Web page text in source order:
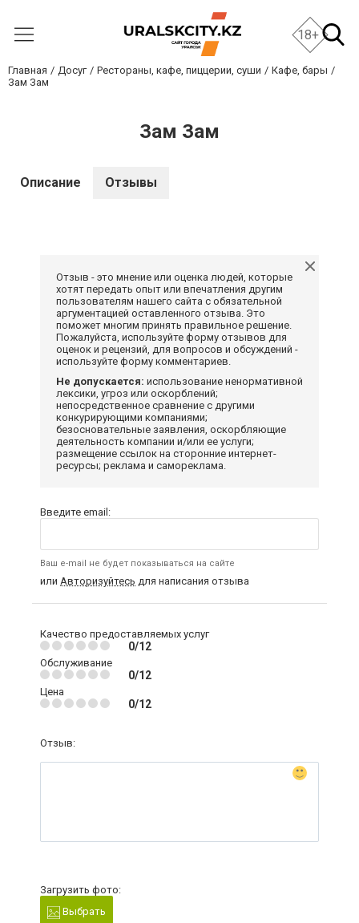
18+
Главная Досуг Рестораны, кафе, пиццерии, суши
Кафе, бары
Зам Зам
Зам Зам
Описание Отзывы
Отзыв - это мнение или оценка людей, которые
хотят передать опыт или впечатления другим
пользователям нашего сайта с обязательной
аргументацией оставленного отзыва. Это
поможет многим принять правильное решение.
Пожалуйста, используйте форму отзывов для
оценок и рецензий, для вопросов и обсуждений -
используйте форму комментариев.
Не допускается: использование ненормативной
лексики, угроз или оскорблений;
непосредственное сравнение с другими
конкурирующими компаниями;
безосновательные заявления, оскорбляющие
деятельность компании и/или ее услуги;
размещение ссылок на сторонние интернет-
ресурсы; реклама и самореклама.
Введите email:
Ваш e-mail не будет показываться на сайте
или Авторизуйтесь для написания отзыва
Качество предоставляемых услуг
0/12
Обслуживание
0/12
Цена
0/12
Отзыв:
Загрузить фото:
Выбрать